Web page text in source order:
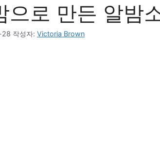
으로 만든 알밤
작성자: Victoria Brown